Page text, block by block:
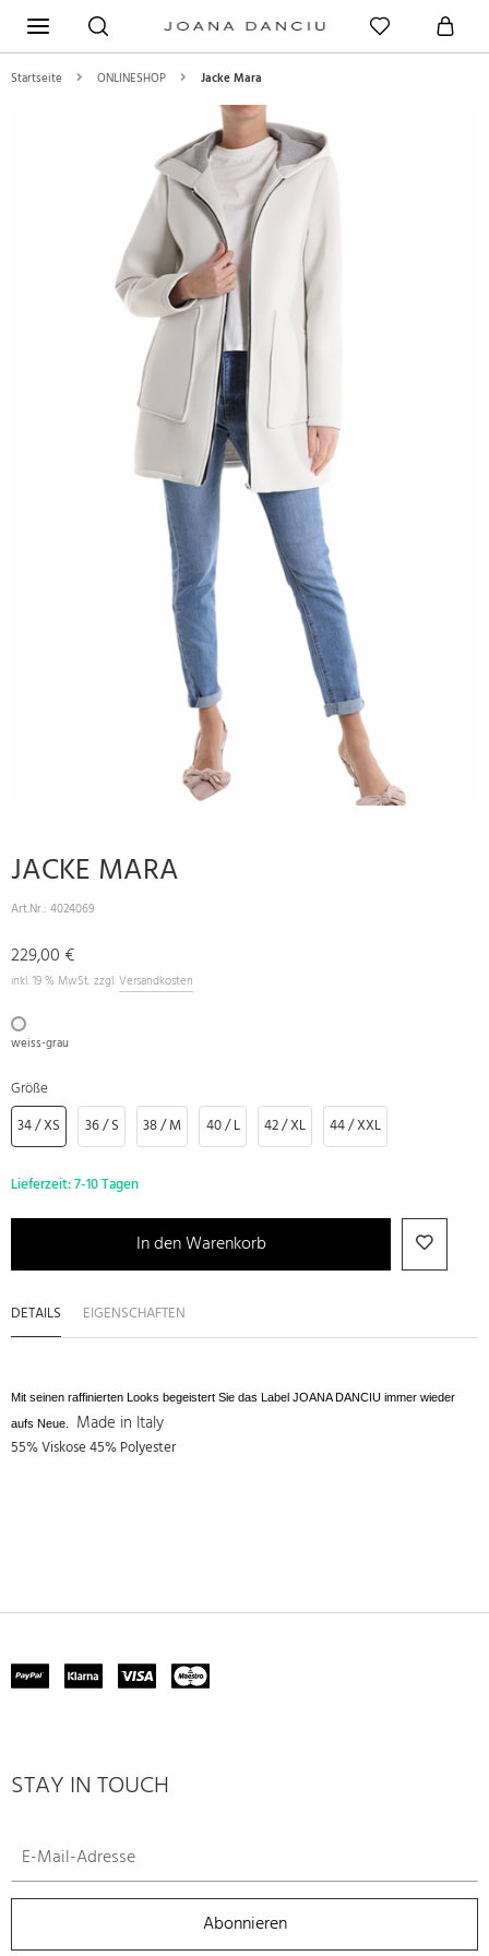
Startseite ONLINESHOP Jacke Mara
JACKE MARA
Art.Nr.: 4024069
229,00 €
inkl. 19 % MwSt. zzgl. Versandkosten
weiss-grau
Größe
34 / XS
36 / S 38 / M 40 / L 42 / XL 44 / XXL
Lieferzeit:7-10 Tagen
In den Warenkorb
DETAILS EIGENSCHAFTEN
Mit seinen raffinierten Looks begeistert Sie das Label JOANA DANCIU immer wieder
aufs Neue.
Made in Italy
55% Viskose 45% Polyester
STAY IN TOUCH
Abonnieren